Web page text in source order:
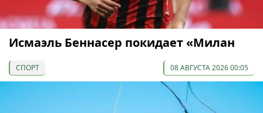
Исмаэль Беннасер покидает «Милан
СПОРТ 08 АВГУСТА 2026 00:05